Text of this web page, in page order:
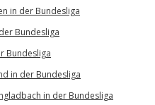
in der Bundesliga
Bundesliga
Bundesliga
in der Bundesliga
in der Bundesliga